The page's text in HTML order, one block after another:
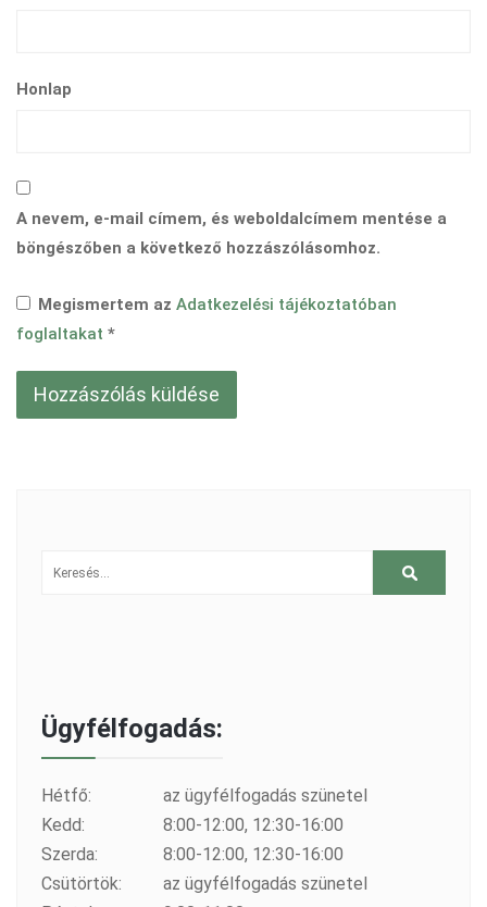
Honlap
A nevem, e-mail címem, és weboldalcímem mentése a
böngészőben a következő hozzászólásomhoz.
Megismertem az Adatkezelési tájékoztatóban
foglaltakat *
Ügyfélfogadás:
Hétfő:
az ügyfélfogadás szünetel
Kedd:
8:00-12:00, 12:30-16:00
Szerda:
8:00-12:00, 12:30-16:00
Csütörtök:
az ügyfélfogadás szünetel